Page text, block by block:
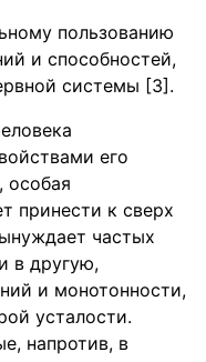
пользованию
и способностей,
системы [3].
его
особая
принести к сверх
частых
в другую,
и монотонности,
усталости.
напротив, в